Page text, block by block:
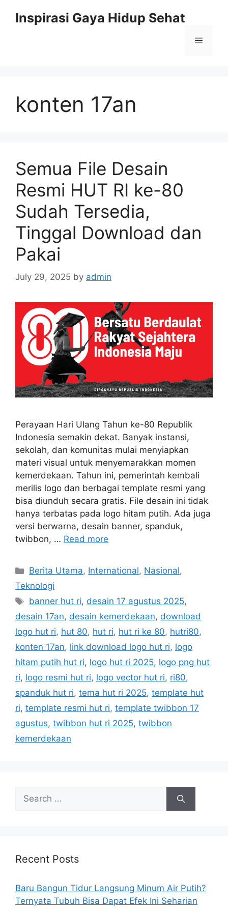
Inspirasi Gaya Hidup Sehat
Menu
konten 17an
Semua File Desain
Resmi HUT RI ke-80
Sudah Tersedia,
Tinggal Download dan
Pakai
July 29, 2025 by admin
Perayaan Hari Ulang Tahun ke-80 Republik
Indonesia semakin dekat. Banyak instansi,
sekolah, dan komunitas mulai menyiapkan
materi visual untuk menyemarakkan momen
kemerdekaan. Tahun ini, pemerintah kembali
merilis logo dan berbagai template resmi yang
bisa diunduh secara gratis. File desain ini tidak
hanya terbatas pada logo hitam putih. Ada juga
versi berwarna, desain banner, spanduk,
twibbon, … Read more
C
a
e
g
o
r
s
Berita Utama, International, Nasional,
Teknologi
T
a
s
banner hut ri, desain 17 agustus 2025,
desain 17an, desain kemerdekaan, download
logo hut ri, hut 80, hut ri, hut ri ke 80, hutri80,
konten 17an, link download logo hut ri, logo
hitam putih hut ri, logo hut ri 2025, logo png hut
ri, logo resmi hut ri, logo vector hut ri, ri80,
spanduk hut ri, tema hut ri 2025, template hut
ri, template resmi hut ri, template twibbon 17
agustus, twibbon hut ri 2025, twibbon
kemerdekaan
h
r
:
Recent Posts
Baru Bangun Tidur Langsung Minum Air Putih?
Ternyata Tubuh Bisa Dapat Efek Ini Seharian